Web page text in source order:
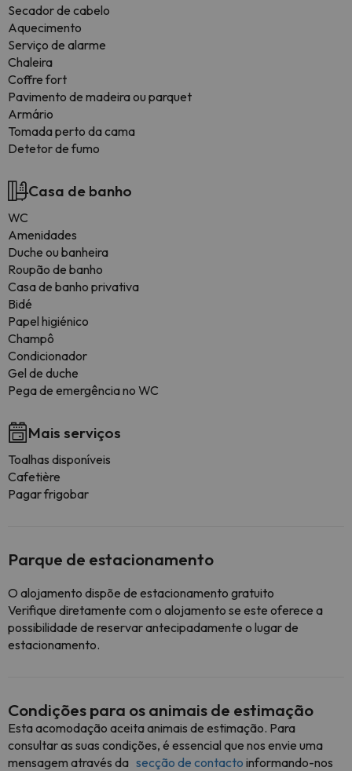
Secador de cabelo
Aquecimento
Serviço de alarme
Chaleira
Coffre fort
Pavimento de madeira ou parquet
Armário
Tomada perto da cama
Detetor de fumo
Casa de banho
WC
Amenidades
Duche ou banheira
Roupão de banho
Casa de banho privativa
Bidé
Papel higiénico
Champô
Condicionador
Gel de duche
Pega de emergência no WC
Mais serviços
Toalhas disponíveis
Cafetière
Pagar frigobar
Parque de estacionamento
O alojamento dispõe de estacionamento gratuito
Verifique diretamente com o alojamento se este oferece a
possibilidade de reservar antecipadamente o lugar de
estacionamento.
Condições para os animais de estimação
Esta acomodação aceita animais de estimação. Para
consultar as suas condições, é essencial que nos envie uma
mensagem através da secção de contacto informando-nos